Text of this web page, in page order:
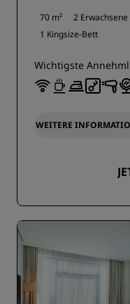
70 m² 2 Erwachsene
1 Kingsize-Bett
Wichtigste
WEITERE